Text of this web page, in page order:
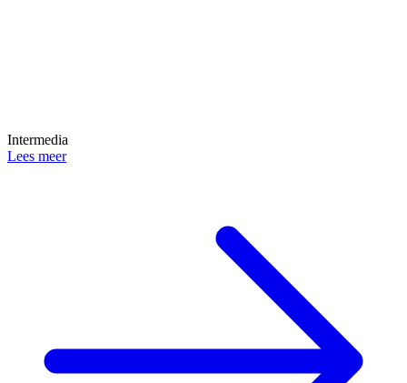
Intermedia
Lees meer